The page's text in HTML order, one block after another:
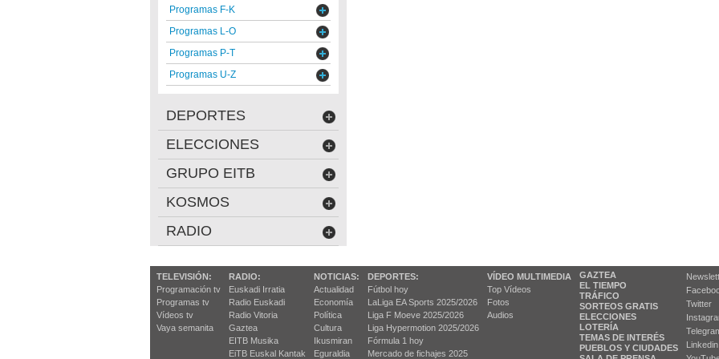
Programas F-K
Programas L-O
Programas P-T
Programas U-Z
DEPORTES
ELECCIONES
GRUPO EITB
KOSMOS
RADIO
TELEVISIÓN:
Programación tv
Programas tv
Vídeos tv
Vaya semanita
RADIO:
Euskadi Irratia
Radio Euskadi
Radio Vitoria
Gaztea
EITB Musika
EiTB Euskal Kantak
NOTICIAS:
Actualidad
Economía
Política
Cultura
Ikusmiran
Eguraldia
DEPORTES:
Fútbol hoy
LaLiga EA Sports 2025/2026
Liga F Moeve 2025/2026
Liga Hypermotion 2025/2026
Fórmula 1 hoy
Mercado de fichajes 2025
VÍDEO MULTIMEDIA
Top Vídeos
Fotos
Audios
GAZTEA
EL TIEMPO
TRÁFICO
SORTEOS GRATIS
ELECCIONES
LOTERÍA
TEMAS DE INTERÉS
PUEBLOS Y CIUDADES
Twitter
Linkedin